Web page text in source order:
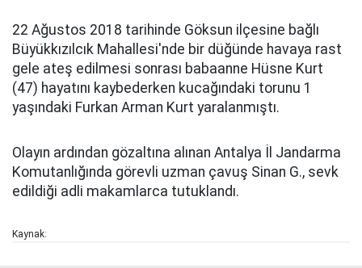
22 Ağustos 2018 tarihinde Göksun ilçesine bağlı
Büyükkızılcık Mahallesi'nde bir düğünde havaya rast
gele ateş edilmesi sonrası babaanne Hüsne Kurt
(47) hayatını kaybederken kucağındaki torunu 1
yaşındaki Furkan Arman Kurt yaralanmıştı.
Olayın ardından gözaltına alınan Antalya İl Jandarma
Komutanlığında görevli uzman çavuş Sinan G., sevk
edildiği adli makamlarca tutuklandı.
Kaynak: